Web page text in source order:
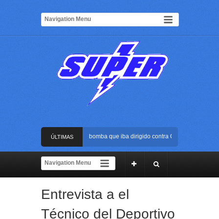
ÚLTIMAS
NOTICIAS
Frustran atentado con bus bomba que iba dirigido contra Cali durante la
La Arena USC será el escenario de la posesión presidencial de Abelardo de
Rápida reacción policial evitó que presunto agresor escapara tras atacar a
Frustran atentado con bus bomba que iba dirigido contra Cali durante la
Entrevista a el
Técnico del Deportivo